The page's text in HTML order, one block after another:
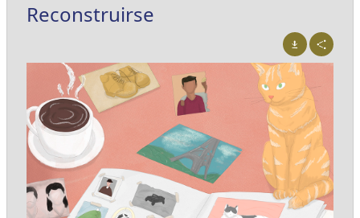
Reconstruirse